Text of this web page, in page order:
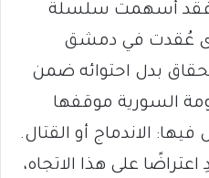
الثاني (يناير) 2026. فقد أسهمت سلسلة
عُقدت في دمشق
بدل احتوائه ضمن
السورية موقفها
الاندماج أو القتال.
على هذا الاتجاه،